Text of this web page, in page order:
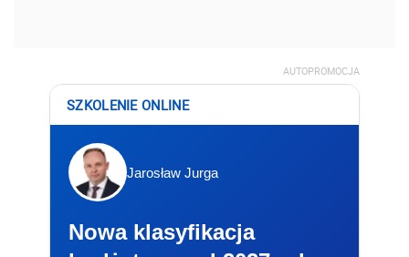
AUTOPROMOCJA
SZKOLENIE ONLINE
Jarosław Jurga
Nowa klasyfikacja